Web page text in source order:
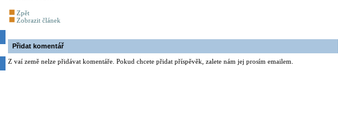
Zpět
Zobrazit článek
Přidat komentář
Z vaí země nelze přidávat komentáře. Pokud chcete přidat příspěvěk, zalete nám jej prosím emailem.